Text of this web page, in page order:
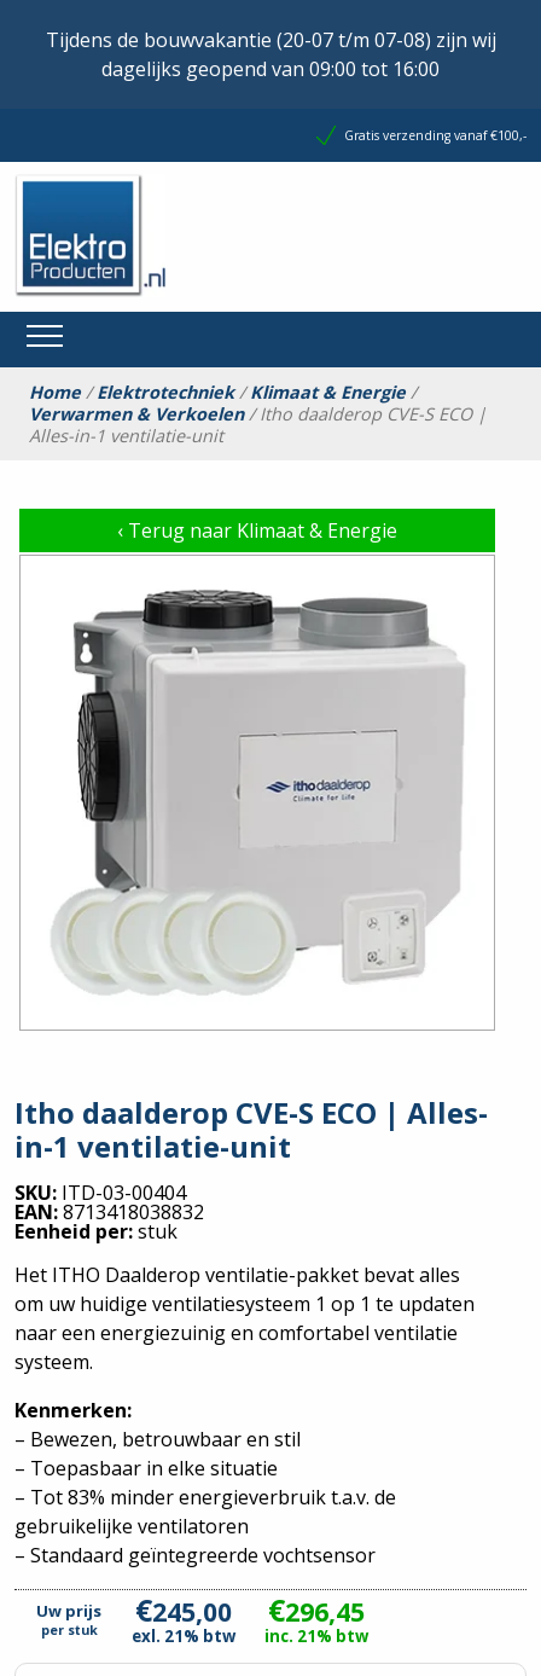
Tijdens de bouwvakantie (20-07 t/m 07-08) zijn wij
dagelijks geopend van 09:00 tot 16:00
Gratis verzending vanaf €100,-
Home/Elektrotechniek/Klimaat & Energie/
Verwarmen & Verkoelen/ Itho daalderop CVE-S ECO |
Alles-in-1 ventilatie-unit
‹ Terug naar Klimaat & Energie
Itho daalderop CVE-S ECO | Alles-
in-1 ventilatie-unit
SKU: ITD-03-00404
EAN:8713418038832
Eenheid per:stuk
Het ITHO Daalderop ventilatie-pakket bevat alles
om uw huidige ventilatiesysteem 1 op 1 te updaten
naar een energiezuinig en comfortabel ventilatie
systeem.
Kenmerken:
– Bewezen, betrouwbaar en stil
– Toepasbaar in elke situatie
– Tot 83% minder energieverbruik t.a.v. de
gebruikelijke ventilatoren
– Standaard geïntegreerde vochtsensor
Uw prijs
per stuk €245,00
exl. 21% btw
€296,45
inc. 21% btw